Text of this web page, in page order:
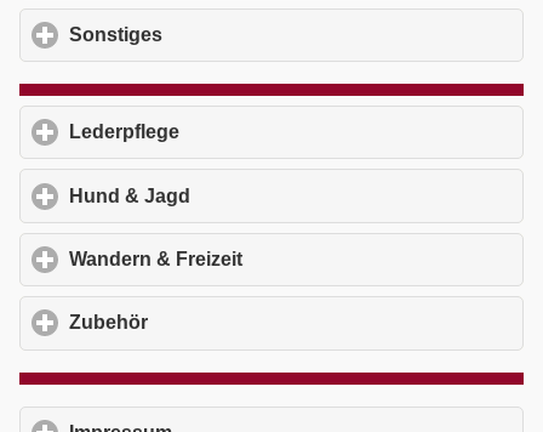
Sonstiges
Lederpflege
Hund & Jagd
Wandern & Freizeit
Zubehör